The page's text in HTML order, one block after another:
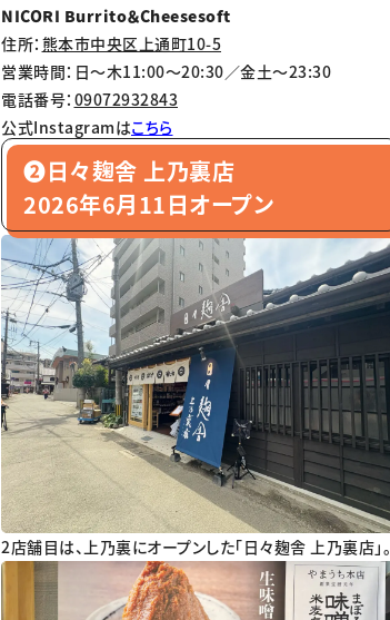
NICORI Burrito＆Cheesesoft
住所： 熊本市中央区上通町10-5
営業時間：日〜木11:00〜20:30／金土〜23:30
電話番号： 09072932843
公式Instagramはこちら
❷日々麹舎 上乃裏店
2026年6月11日オープン
2店舗目は、上乃裏にオープンした「日々麹舎 上乃裏店」。